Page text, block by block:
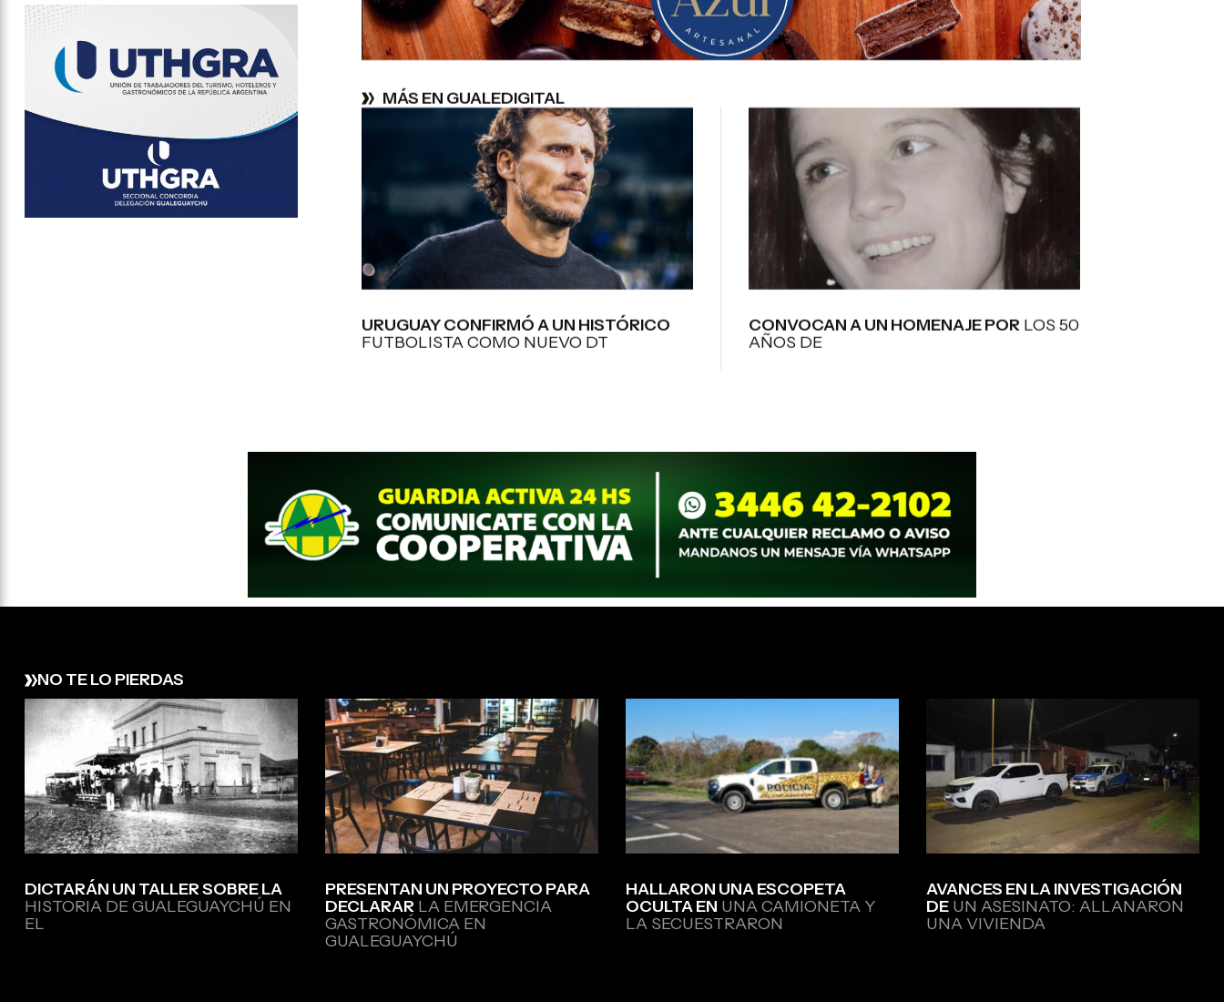
MÁS EN GUALEDIGITAL
URUGUAY CONFIRMÓ A UN HISTÓRICO
FUTBOLISTA COMO NUEVO DT
CONVOCAN A UN HOMENAJE POR LOS 50
AÑOS DE
NO TE LO PIERDAS
DICTARÁN UN TALLER SOBRE LA
HISTORIA DE GUALEGUAYCHÚ EN
EL
PRESENTAN UN PROYECTO PARA
DECLARAR LA EMERGENCIA
GASTRONÓMICA EN
GUALEGUAYCHÚ
HALLARON UNA ESCOPETA
OCULTA EN UNA CAMIONETA Y
LA SECUESTRARON
AVANCES EN LA INVESTIGACIÓN
DE UN ASESINATO: ALLANARON
UNA VIVIENDA